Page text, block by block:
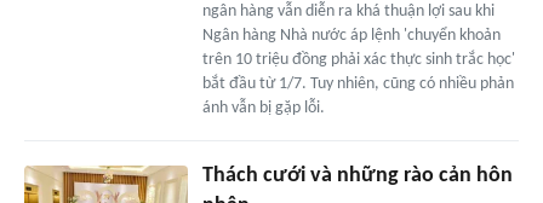
ngân hàng vẫn diễn ra khá thuận lợi sau khi
Ngân hàng Nhà nước áp lệnh 'chuyển khoản
trên 10 triệu đồng phải xác thực sinh trắc học'
bắt đầu từ 1/7. Tuy nhiên, cũng có nhiều phản
ánh vẫn bị gặp lỗi.
Thách cưới và những rào cản hôn